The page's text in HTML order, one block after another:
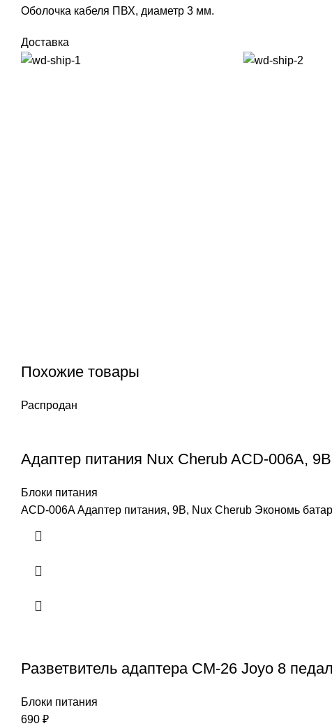
Оболочка кабеля ПВХ, диаметр 3 мм.
Доставка
Похожие товары
Распродан
Адаптер питания Nux Cherub ACD-006A, 9В
Блоки питания
ACD-006A Адаптер питания, 9В, Nux Cherub Экономь
Разветвитель адаптера CM-26 Joyo 8
Блоки питания
690 ₽